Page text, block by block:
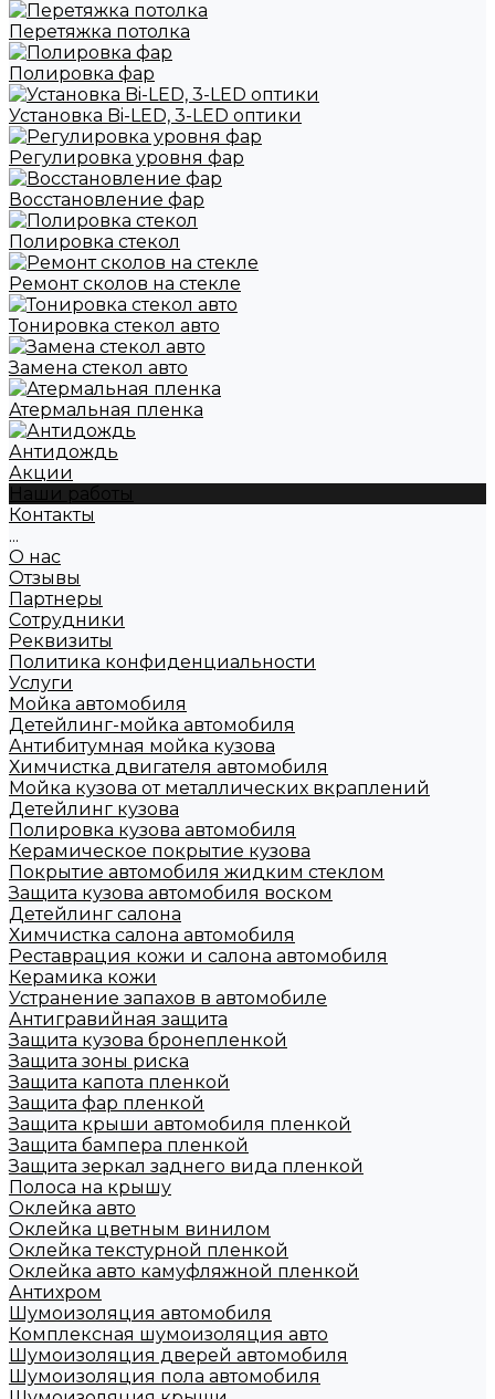
Перетяжка потолка
Полировка фар
Установка Bi-LED, 3-LED оптики
Регулировка уровня фар
Восстановление фар
Полировка стекол
Ремонт сколов на стекле
Тонировка стекол авто
Замена стекол авто
Атермальная пленка
Антидождь
Акции
Наши работы
Контакты
...
О нас
Отзывы
Партнеры
Сотрудники
Реквизиты
Политика конфиденциальности
Услуги
Мойка автомобиля
Детейлинг-мойка автомобиля
Антибитумная мойка кузова
Химчистка двигателя автомобиля
Мойка кузова от металлических вкраплений
Детейлинг кузова
Полировка кузова автомобиля
Керамическое покрытие кузова
Покрытие автомобиля жидким стеклом
Защита кузова автомобиля воском
Детейлинг салона
Химчистка салона автомобиля
Реставрация кожи и салона автомобиля
Керамика кожи
Устранение запахов в автомобиле
Антигравийная защита
Защита кузова бронепленкой
Защита зоны риска
Защита капота пленкой
Защита фар пленкой
Защита крыши автомобиля пленкой
Защита бампера пленкой
Защита зеркал заднего вида пленкой
Полоса на крышу
Оклейка авто
Оклейка цветным винилом
Оклейка текстурной пленкой
Оклейка авто камуфляжной пленкой
Антихром
Шумоизоляция автомобиля
Комплексная шумоизоляция авто
Шумоизоляция дверей автомобиля
Шумоизоляция пола автомобиля